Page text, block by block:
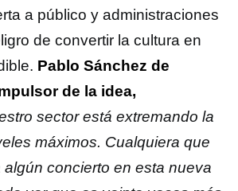
a público y administraciones
de convertir la cultura en
Pablo Sánchez de
de la idea,
sector está extremando la
máximos. Cualquiera que
concierto en esta nueva